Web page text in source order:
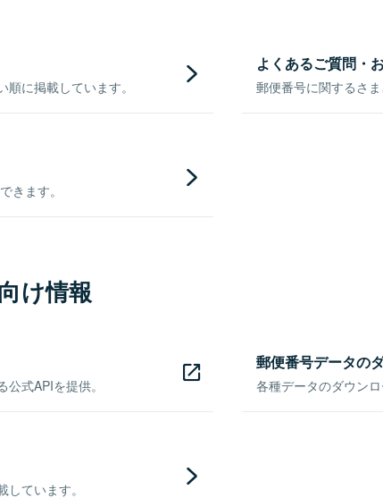
に掲載しています。
よくあるご質問・
郵便番号に関するさ
きます。
け情報
式APIを提供。
郵便番号データの
各種データのダウン
ています。